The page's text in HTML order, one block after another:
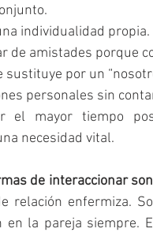
individualidad propia.
de amistades porque
sustituye por un
personales sin
el mayor tiempo
necesidad vital.
de interaccionar
relación enfermiza.
en la pareja siempre.